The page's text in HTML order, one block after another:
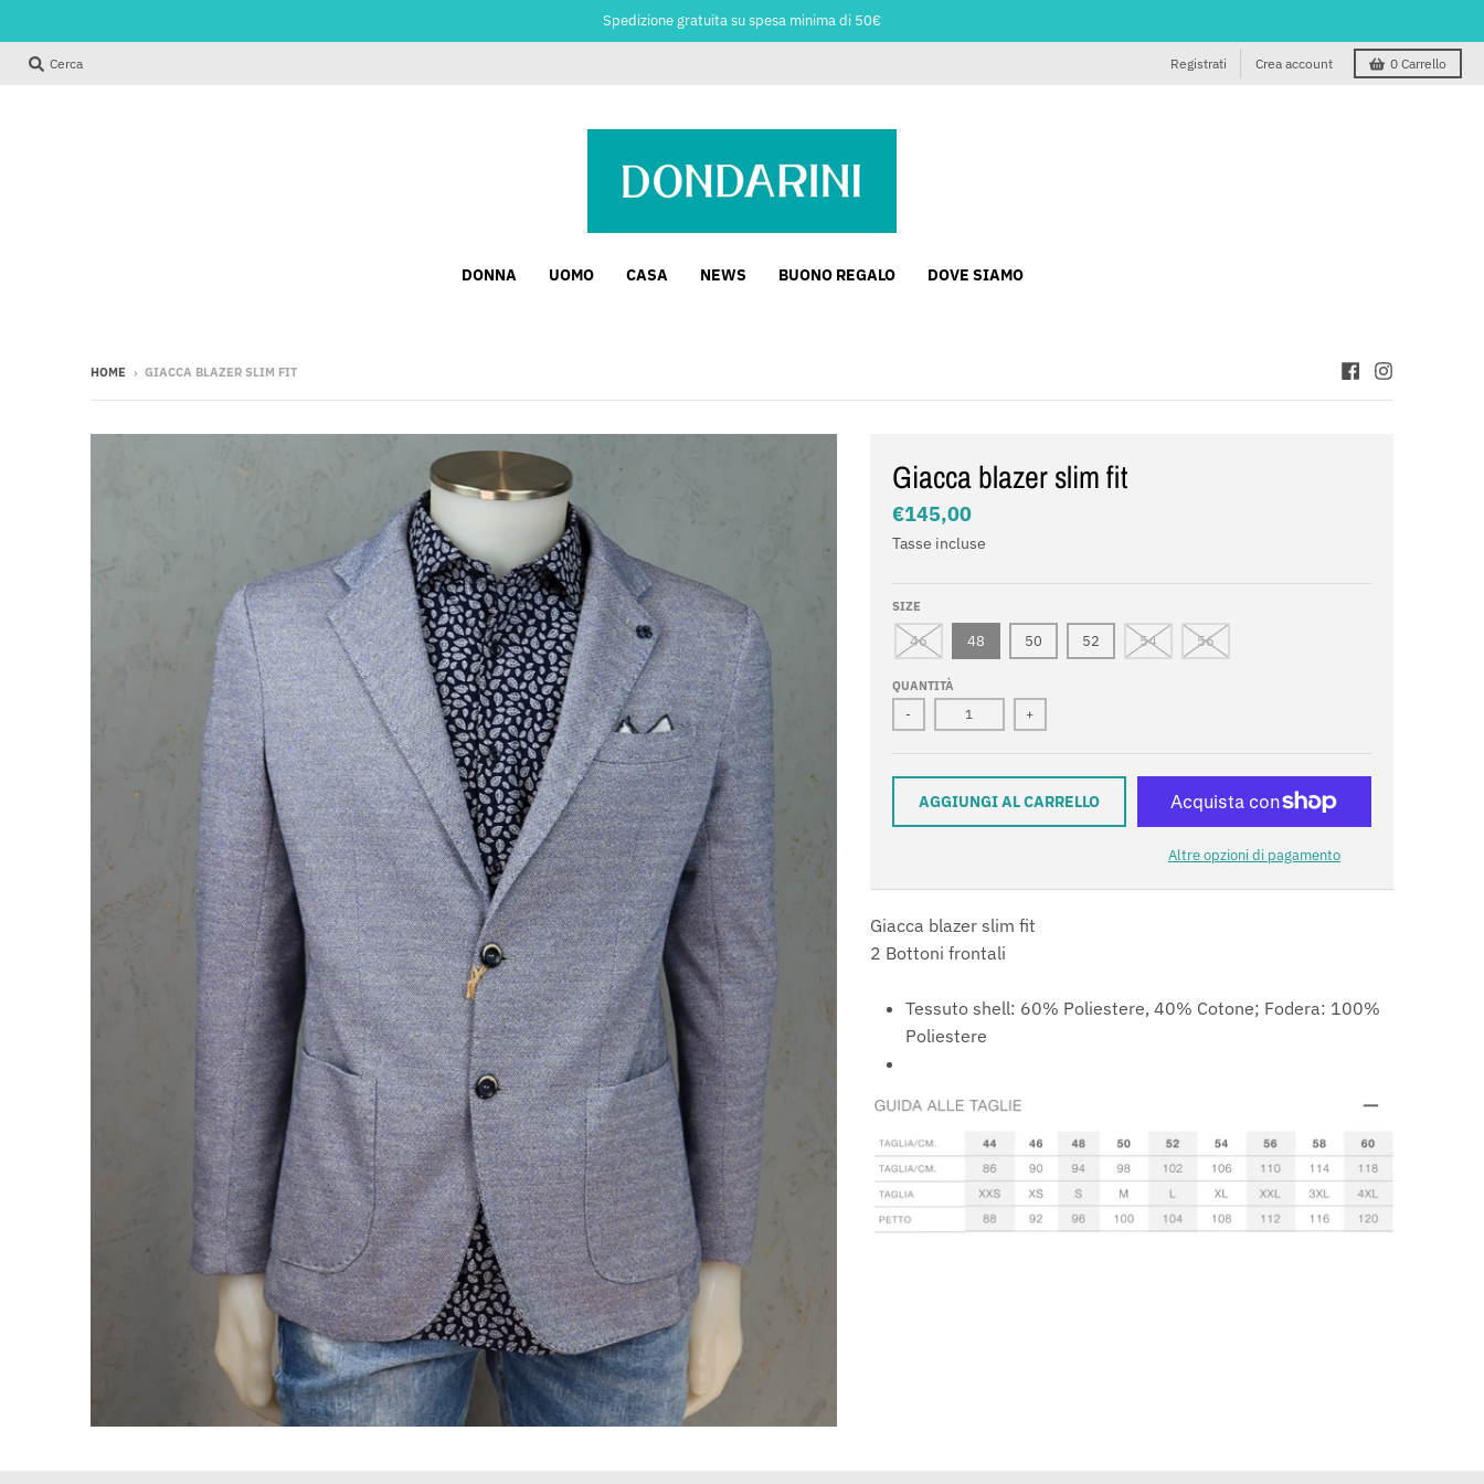
Newsletter
Iscriviti alla newsletter per gli aggiornamenti su nuovi
arrivi e sconti
Spedizione gratuita su spesa minima di 50€
Cerca Registrati Crea account 0 Carrello
DONNA UOMO CASA NEWS BUONO REGALO DOVE SIAMO
HOME › GIACCA BLAZER SLIM FIT
Giacca blazer slim fit
€145,00
Tasse incluse
SIZE
46 48 50 52 54 56
QUANTITÀ
- +
AGGIUNGI AL CARRELLO
Altre opzioni di pagamento
Giacca blazer slim fit
2 Bottoni frontali
Tessuto shell: 60% Poliestere, 40% Cotone; Fodera: 100%
Poliestere